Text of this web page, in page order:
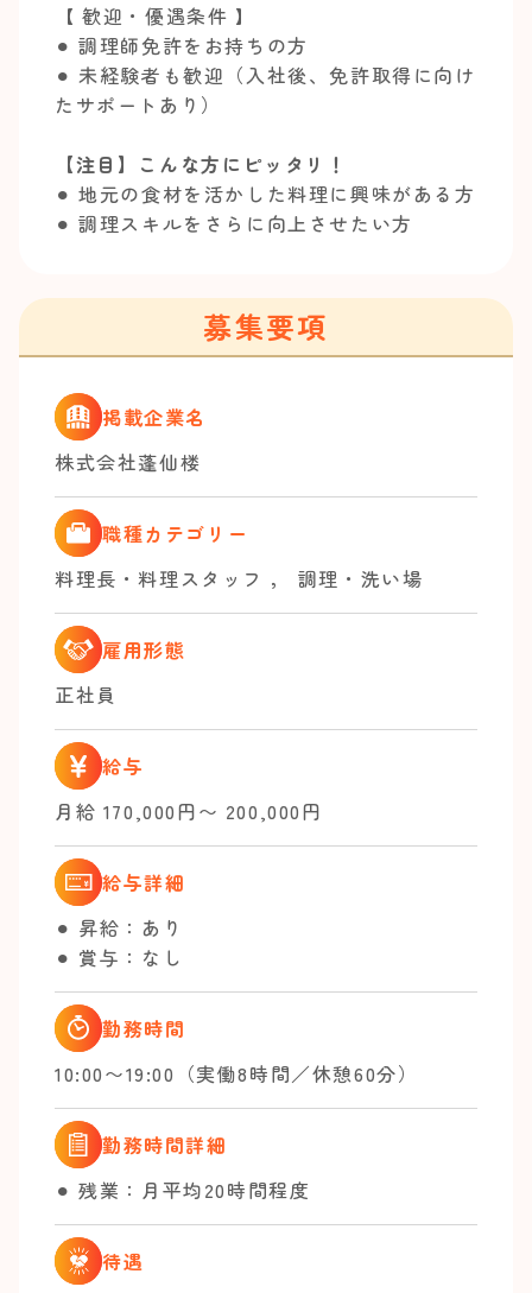
【 歓迎・優遇条件 】
⚫︎ 調理師免許をお持ちの方
⚫︎ 未経験者も歓迎（入社後、免許取得に向け
たサポートあり）
【注目】こんな方にピッタリ！
⚫︎ 地元の食材を活かした料理に興味がある方
⚫︎ 調理スキルをさらに向上させたい方
募集要項
掲載企業名
株式会社蓬仙楼
職種カテゴリー
料理長・料理スタッフ ， 調理・洗い場
雇用形態
正社員
給与
月給 170,000円〜 200,000円
給与詳細
⚫︎ 昇給：あり
⚫︎ 賞与：なし
勤務時間
10:00〜19:00（実働8時間／休憩60分）
勤務時間詳細
⚫︎ 残業：月平均20時間程度
待遇